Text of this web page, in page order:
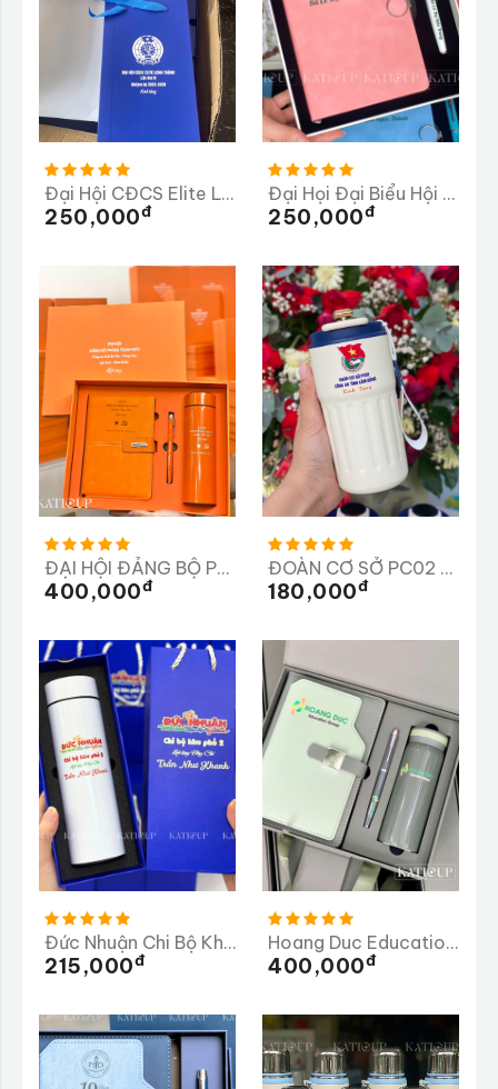
Đại Hội CĐCS Elite Long Thành Lần Thứ 3 Nhiệm Kỳ 2025-2026
250,000Đ
Đại Họi Đại Biểu Hội Chữ Thập Đỏ Phường Phú Lâm
250,000Đ
ĐẠI HỘI ĐẢNG BỘ PHÒNG THAM MƯU
400,000Đ
ĐOÀN CƠ SỞ PC02 CÔNG AN TỈNH LÂM ĐỒNG
180,000Đ
Đức Nhuận Chi Bộ Khu Phố 2
215,000Đ
Hoang Duc Education Group
400,000Đ